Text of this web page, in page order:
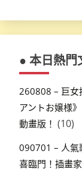
● 本日熱門
260808 – 巨女
アントお嬢様
動畫版！ (10)
090701 – 人氣
喜臨門！插畫